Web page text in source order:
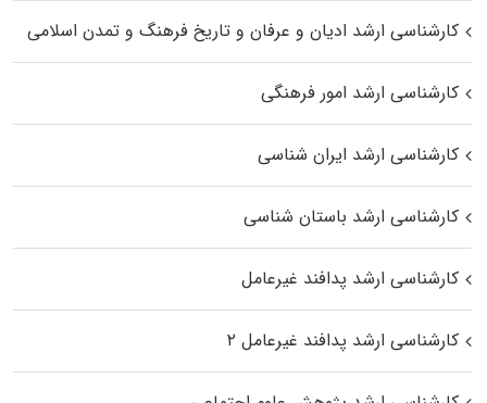
کارشناسی ارشد ادیان و عرفان و تاریخ فرهنگ و تمدن اسلامی
کارشناسی ارشد امور فرهنگی
کارشناسی ارشد ایران شناسی
کارشناسی ارشد باستان شناسی
کارشناسی ارشد پدافند غیرعامل
کارشناسی ارشد پدافند غیرعامل ۲